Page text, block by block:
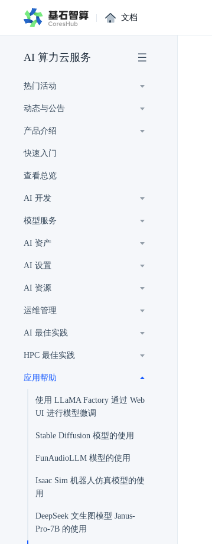
| 文档
AI 算力云服务
热门活动
动态与公告
产品介绍
快速入门
查看总览
AI 开发
模型服务
AI 资产
AI 设置
AI 资源
运维管理
AI 最佳实践
HPC 最佳实践
应用帮助
使用 LLaMA Factory 通过 Web
UI 进行模型微调
Stable Diffusion 模型的使用
FunAudioLLM 模型的使用
Isaac Sim 机器人仿真模型的使
用
DeepSeek 文生图模型 Janus-
Pro-7B 的使用